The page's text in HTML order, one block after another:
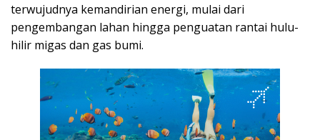
terwujudnya kemandirian energi, mulai dari
pengembangan lahan hingga penguatan rantai hulu-
hilir migas dan gas bumi.